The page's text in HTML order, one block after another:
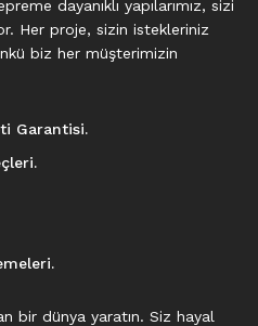
dayanıklı yapılarımız, sizi
Her proje, sizin istekleriniz
biz her müşterimizin
Garantisi.
bir dünya yaratın. Siz hayal